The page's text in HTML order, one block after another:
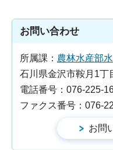
お問い合わせ
所属課： 農林水産部
石川県金沢市鞍月1丁
電話番号：076-225-
ファクス番号：076-